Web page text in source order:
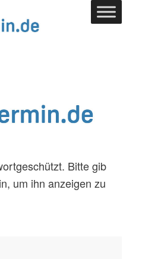
Bitte gib
um ihn anzeigen zu